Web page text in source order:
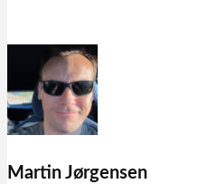
Martin Jørgensen